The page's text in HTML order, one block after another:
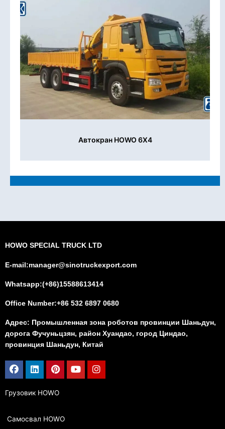
Автокран HOWO 6X4
HOWO SPECIAL TRUCK LTD
E-mail:manager@sinotruckexport.com
Whatsapp:(+86)15588613414
Office Number:+86 532 6897 0680
Адрес: Промышленная зона роботов провинции Шаньдун,
дорога Фучуньцзян, район Хуандао, город Циндао,
провинция Шаньдун, Китай
Facebook
LinkedinPinterest
YoutubeInstagram
Грузовик HOWO
Самосвал HOWO